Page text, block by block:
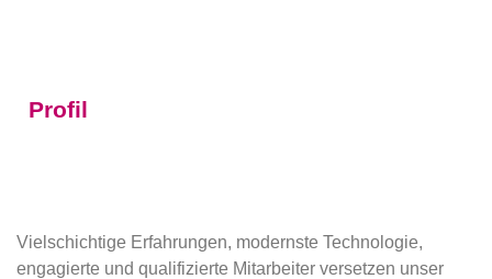
Profil
Vielschichtige Erfahrungen, modernste Technologie,
engagierte und qualifizierte Mitarbeiter versetzen unser